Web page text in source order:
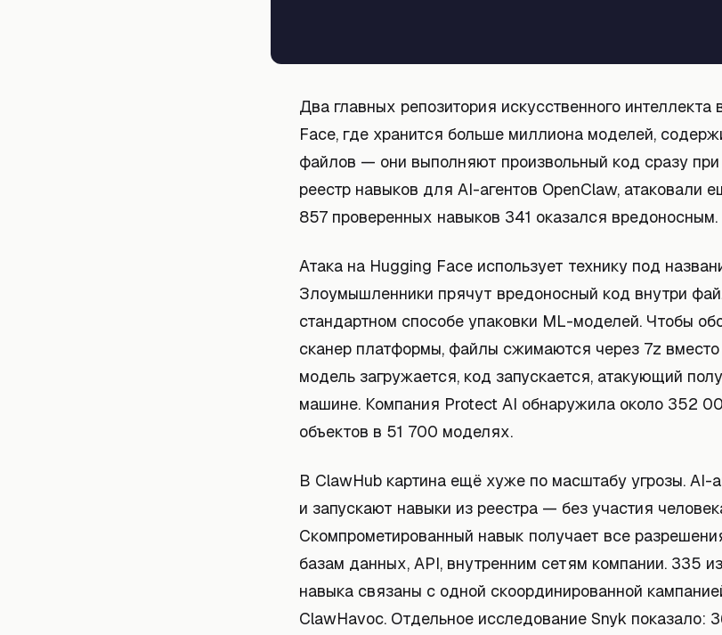
Два главных репозитория искусственного интеллекта
Face, где хранится больше миллиона моделей,
файлов — они выполняют произвольный код сразу при
реестр навыков для AI-агентов OpenClaw, атаковали
857 проверенных навыков 341 оказался вредоносным.
Атака на Hugging Face использует технику под
Злоумышленники прячут вредоносный код внутри
стандартном способе упаковки ML-моделей. Чтобы
сканер платформы, файлы сжимаются через 7z вместо
модель загружается, код запускается, атакующий
машине. Компания Protect AI обнаружила около 352
объектов в 51 700 моделях.
В ClawHub картина ещё хуже по масштабу угрозы. AI-
и запускают навыки из реестра — без участия
Скомпрометированный навык получает все
базам данных, API, внутренним сетям компании. 335
навыка связаны с одной скоординированной
ClawHavoc. Отдельное исследование Snyk показало: